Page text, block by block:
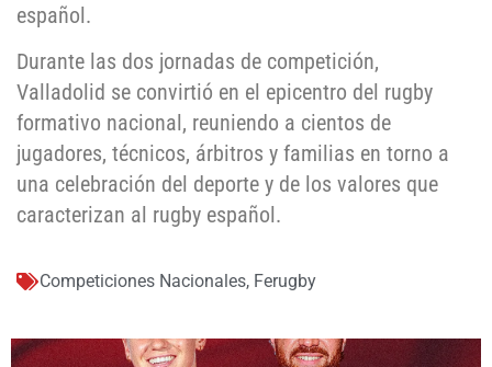
español.
Durante las dos jornadas de competición,
Valladolid se convirtió en el epicentro del rugby
formativo nacional, reuniendo a cientos de
jugadores, técnicos, árbitros y familias en torno a
una celebración del deporte y de los valores que
caracterizan al rugby español.
Competiciones Nacionales, Ferugby